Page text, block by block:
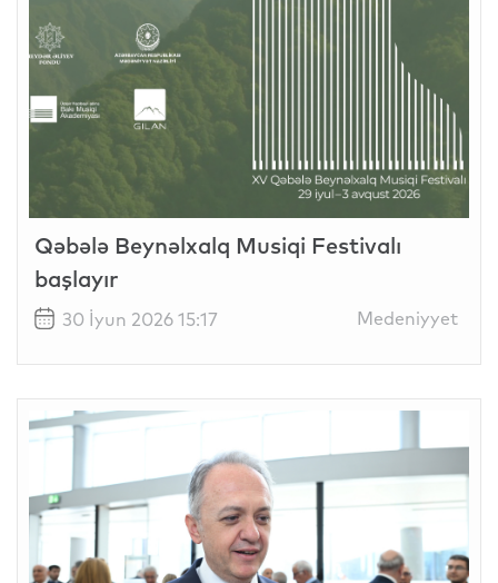
Qəbələ Beynəlxalq Musiqi Festivalı
başlayır
30 İyun 2026 15:17 Medeniyyet